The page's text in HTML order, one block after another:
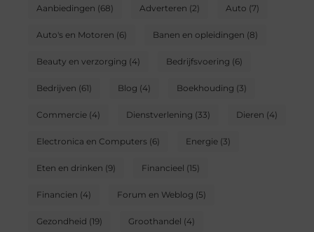
Aanbiedingen (68) Adverteren (2) Auto (7)
Auto's en Motoren (6) Banen en opleidingen (8)
Beauty en verzorging (4) Bedrijfsvoering (6)
Bedrijven (61) Blog (4) Boekhouding (3)
Commercie(4) Dienstverlening (33) Dieren (4)
Electronica en Computers(6) Energie(3)
Eten en drinken (9) Financieel (15)
Financien (4) Forum en Weblog (5)
Gezondheid (19) Groothandel (4)